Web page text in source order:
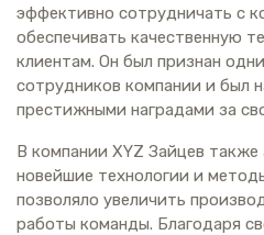
эффективно сотрудничать с
обеспечивать качественную
клиентам. Он был признан
сотрудников компании и был
престижными наградами за
В компании XYZ Зайцев также
новейшие технологии и
позволяло увеличить
работы команды. Благодаря